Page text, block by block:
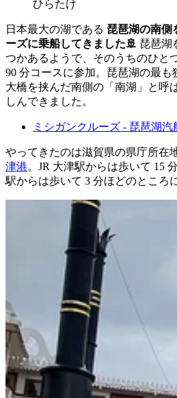
ひらたけ
日本最大の湖である 琵琶湖の南側
ーズに乗船してきました🚢 琵琶湖
つかあるようで、そのうちのひと
90 分コースに参加。琵琶湖の最も
大橋を挟んだ南側の「南湖」と呼
しんできました。
ミシガンクルーズ - 琵琶湖
やってきたのは滋賀県の県庁所在
津港。JR 大津駅からは歩いて 15
駅からは歩いて 3 分ほどのところ